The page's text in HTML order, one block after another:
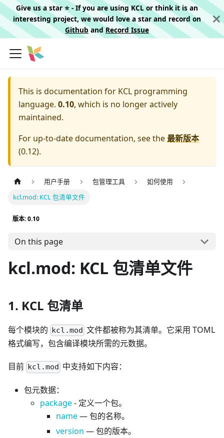
Give us a star ⭐️ - If you are using KCL or think it is an
interesting project, we would love a star and record on
Githuband Record Issue
This is documentation for KCL programming
language. 0.10, which is no longer actively
maintained.
For up-to-date documentation, see the最新版本
(0.12).
用户手册 包管理工具
如何使用
kcl.mod: KCL 包清单文件
版本: 0.10
On this page
kcl.mod: KCL 包清单文件
1. KCL 包清单
每个模块的 kcl.mod 文件都被称为其清单。它采用 TOML
格式编写，包含编译模块所需的元数据。
目前 kcl.mod 中支持如下内容：
包元数据：
package- 定义一个包。
name— 包的名称。
version — 包的版本。